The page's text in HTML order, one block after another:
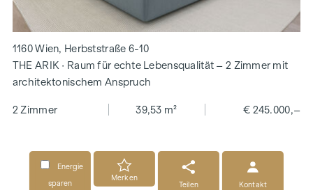
1160 Wien, Herbststraße 6-10
THE ARIK · Raum für echte Lebensqualität – 2 Zimmer mit
architektonischem Anspruch
2 Zimmer 39,53 m² € 245.000,–
Energie
sparen
Merken
Teilen
Kontakt